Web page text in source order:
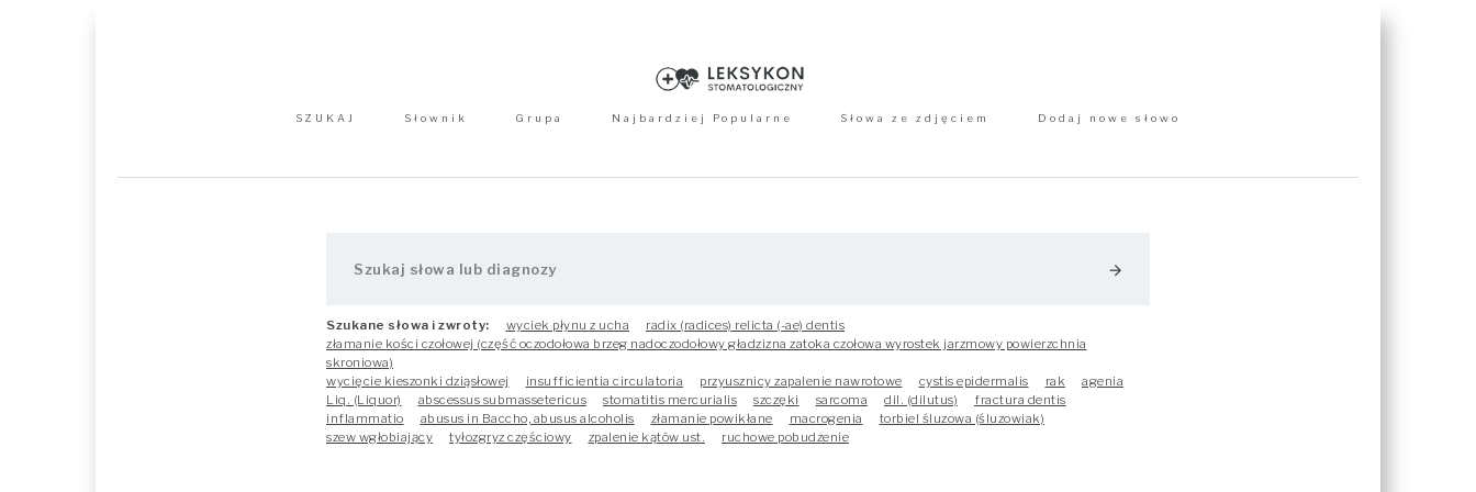
SZUKAJ Słownik Grupa Najbardziej Popularne Słowa ze zdjęciem Dodaj nowe słowo
arrow_forward
Szukane słowa i zwroty: wyciek płynu z ucha
radix (radices) relicta (-ae) dentis
złamanie kości czołowej (część oczodołowa brzeg nadoczodołowy gładzizna zatoka czołowa wyrostek jarzmowy powierzchnia
skroniowa)
wycięcie kieszonki dziąsłowej
insufficientia circulatoria przyusznicy zapalenie nawrotowe cystis epidermalis rak
agenia
Liq. (Liquor)
abscessus submassetericus stomatitis mercurialis szczęki sarcoma dil. (dilutus)
fractura dentis
inflammatio
abusus in Baccho, abusus alcoholis złamanie powikłane macrogenia
torbiel śluzowa (śluzowiak)
szew wgłobiający
tyłozgryz częściowy zpalenie kątów ust. ruchowe pobudzenie